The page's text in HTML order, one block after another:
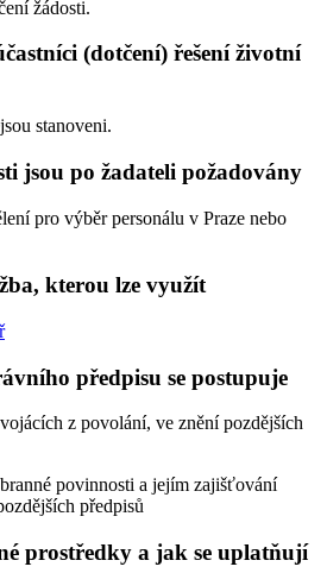
žádosti.
(dotčení) řešení životní
stanoveni.
jsou po žadateli požadovány
pro výběr personálu v Praze nebo
kterou lze využít
předpisu se postupuje
z povolání, ve znění pozdějších
povinnosti a jejím zajišťování
předpisů
prostředky a jak se uplatňují